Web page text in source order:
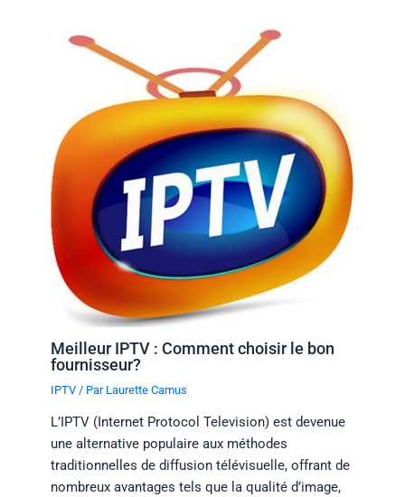
Meilleur IPTV : Comment choisir le bon
fournisseur?
IPTV / Par Laurette Camus
L’IPTV (Internet Protocol Television) est devenue
une alternative populaire aux méthodes
traditionnelles de diffusion télévisuelle, offrant de
nombreux avantages tels que la qualité d’image,